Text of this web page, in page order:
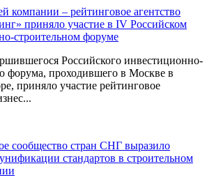
компании – рейтинговое агентство
приняло участие в IV Российском
строительном форуме
Российского инвестиционно-
форума, проходившего в Москве в
приняло участие рейтинговое
сообщество стран СНГ выразило
стандартов в строительном